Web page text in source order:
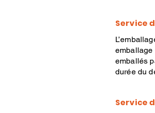
Service
emballage
emballés
durée du
Service